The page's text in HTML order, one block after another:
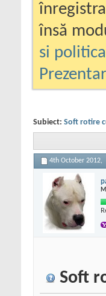
însă
si
Subiect: Soft rotire
4th October 2012,
Soft